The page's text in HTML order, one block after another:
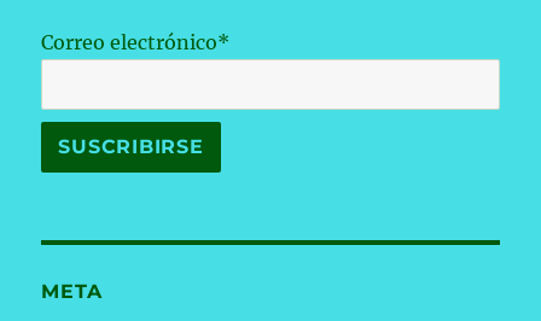
Correo electrónico*
META